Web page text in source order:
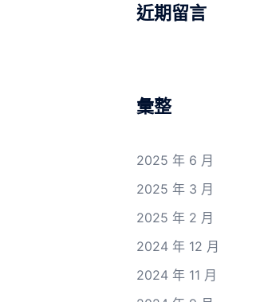
近期留言
彙整
2025 年 6 月
2025 年 3 月
2025 年 2 月
2024 年 12 月
2024 年 11 月